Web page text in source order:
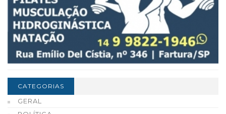
CATEGORIAS
GERAL